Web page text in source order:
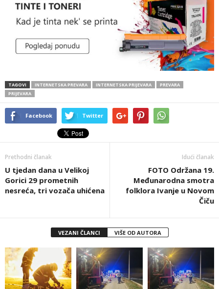
TAGOVI INTERNETSKA PREVARA INTERNETSKA PRIJEVARA
PREVARA
PRIJEVARA
Facebook Twitter
Prethodni članak
U tjedan dana u Velikoj
Gorici 29 prometnih
nesreća, tri vozača uhićena
Idući članak
FOTO Održana 19.
Međunarodna smotra
folklora Ivanje u Novom
Čiču
VEZANI ČLANCI VIŠE OD AUTORA